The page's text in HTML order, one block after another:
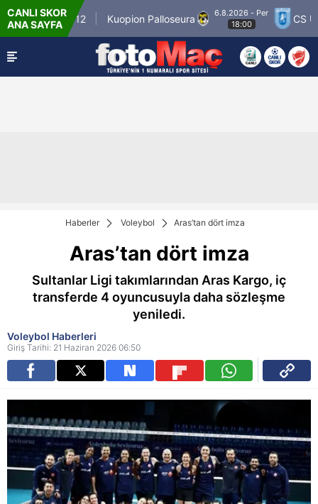
CANLI SKOR
ANA SAYFA
Match 12 Kuopion Palloseura
6.8.2026 - Per
18:00
CS
Haberler Voleybol Aras’tan dört imza
Aras’tan dört imza
Sultanlar Ligi takımlarından Aras Kargo, iç
transferde 4 oyuncusuyla daha sözleşme
yeniledi.
Voleybol Haberleri
Giriş Tarihi: 21 Haziran 2026 06:50